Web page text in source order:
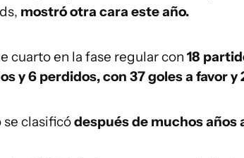
mostró otra cara este año.
cuarto en la fase regular con 18
y 6 perdidos, con 37 goles a favor y
se clasificódespués de muchos años